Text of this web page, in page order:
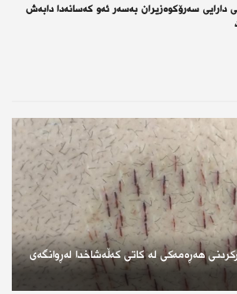
دارایی سەرۆکوەزیران بەسەر ئەو كەسانەدا دابەش
هەڕەمەکی لە کاتی کەڵەشاخدا لەڕوانگەی